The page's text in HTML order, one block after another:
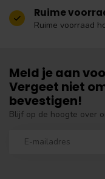
Ruime
Ruime voorraad
Meld je aan
Vergeet niet
bevestigen!
Blijf op de hoogte over